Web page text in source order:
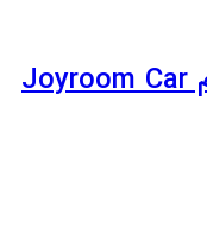
هولدر رو داشبوردی جویروم Joyroom Car